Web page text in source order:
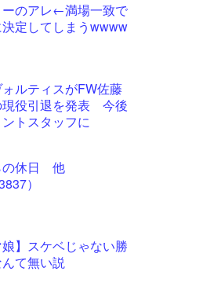
ーのアレ←満場一致で
定してしまうwwww
ルティスがFW佐藤
現役引退を発表 今後
トスタッフに
の休日 他
）
娘】スケベじゃない勝
て無い説